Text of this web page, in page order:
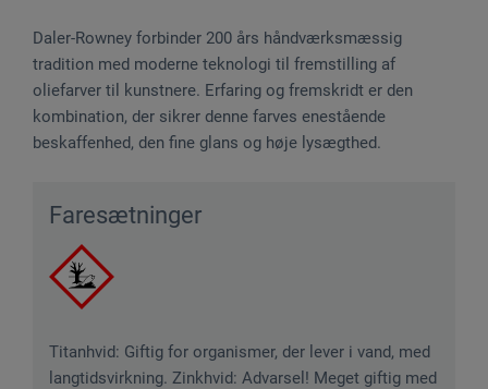
Daler-Rowney forbinder 200 års håndværksmæssig
tradition med moderne teknologi til fremstilling af
oliefarver til kunstnere. Erfaring og fremskridt er den
kombination, der sikrer denne farves enestående
beskaffenhed, den fine glans og høje lysægthed.
Faresætninger
Titanhvid: Giftig for organismer, der lever i vand, med
langtidsvirkning. Zinkhvid: Advarsel! Meget giftig med